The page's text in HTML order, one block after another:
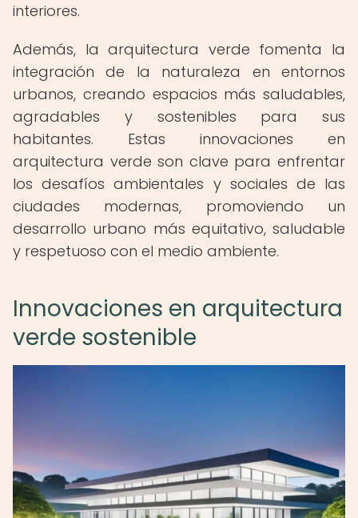
interiores.
Además, la arquitectura verde fomenta la
integración de la naturaleza en entornos
urbanos, creando espacios más saludables,
agradables y sostenibles para sus
habitantes. Estas innovaciones en
arquitectura verde son clave para enfrentar
los desafíos ambientales y sociales de las
ciudades modernas, promoviendo un
desarrollo urbano más equitativo, saludable
y respetuoso con el medio ambiente.
Innovaciones en arquitectura
verde sostenible